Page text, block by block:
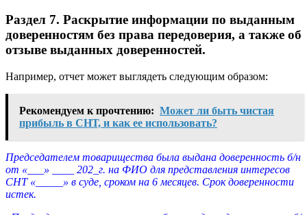
Раздел 7. Раскрытие информации по выданным
доверенностям без права передоверия, а также об
отзыве выданных доверенностей.
Например, отчет может выглядеть следующим образом:
Рекомендуем к прочтению: Может ли быть чистая
прибыль в СНТ, и как ее использовать?
Председателем товарищества была выдана доверенность б/н
от «___» ____ 202_г. на ФИО для представления интересов
СНТ «_____» в суде, сроком на 6 месяцев. Срок доверенности
истек.